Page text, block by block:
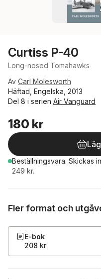
Curtiss P-40
Long-nosed Tomahawks
Av Carl Molesworth
Häftad, Engelska, 2013
Del 8 i serien Air Vanguard
180 kr
Beställningsvara. Skickas
249 kr.
Fler format och
E-bok
208 kr